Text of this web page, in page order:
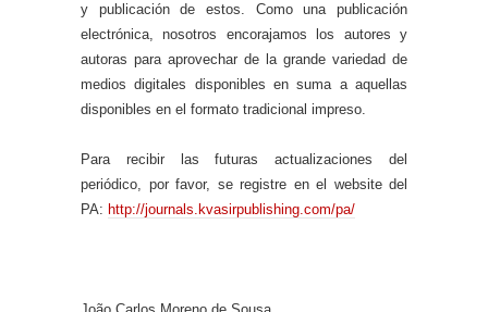
y publicación de estos. Como una publicación
electrónica, nosotros encorajamos los autores y
autoras para aprovechar de la grande variedad de
medios digitales disponibles en suma a aquellas
disponibles en el formato tradicional impreso.
Para recibir las futuras actualizaciones del
periódico, por favor, se registre en el website del
PA: http://journals.kvasirpublishing.com/pa/